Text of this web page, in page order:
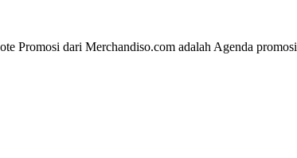
Promosi dari Merchandiso.com adalah Agenda